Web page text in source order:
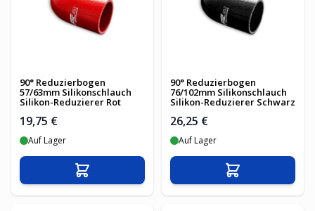
90° Reduzierbogen
57/63mm Silikonschlauch
Silikon-Reduzierer Rot
19,75 €
Auf Lager
In den Warenkorb
90° Reduzierbogen
76/102mm Silikonschlauch
Silikon-Reduzierer Schwarz
26,25 €
Auf Lager
In den